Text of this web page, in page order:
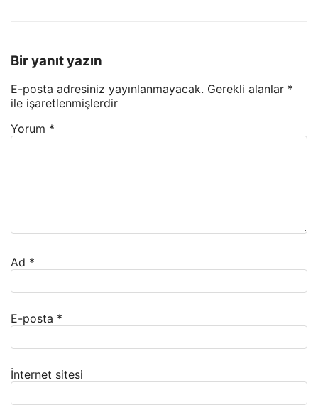
Bir yanıt yazın
E-posta adresiniz yayınlanmayacak. Gerekli alanlar *
ile işaretlenmişlerdir
Yorum *
Ad *
E-posta *
İnternet sitesi